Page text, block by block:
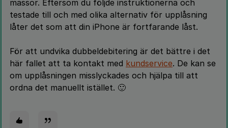
massor. Eftersom du följde instruktionerna och
testade till och med olika alternativ för upplåsning
låter det som att din iPhone är fortfarande låst.
För att undvika dubbeldebitering är det bättre i det
här fallet att ta kontakt med kundservice. De kan se
om upplåsningen misslyckades och hjälpa till att
ordna det manuellt istället. 🙂